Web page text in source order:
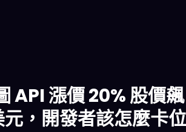
API 漲價 20% 股價
，開發者該怎麼卡